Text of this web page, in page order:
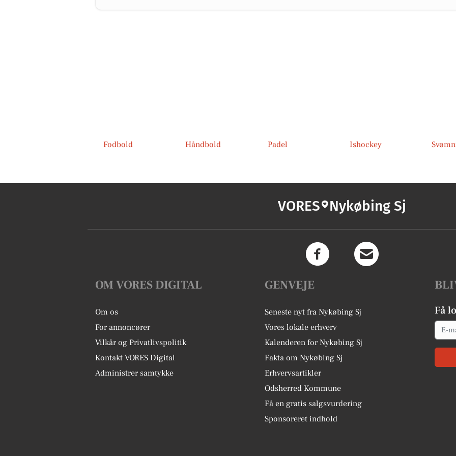
Fodbold Håndbold Padel Ishockey
VORES Nykøbing Sj
OM VORES DIGITAL
Om os
For annoncører
Vilkår og Privatlivspolitik
Kontakt VORES Digital
Administrer samtykke
GENVEJE
Seneste nyt fra Nykøbing Sj
Vores lokale erhverv
Kalenderen for Nykøbing Sj
Fakta om Nykøbing Sj
Erhvervsartikler
Odsherred Kommune
Få en gratis salgsvurdering
Sponsoreret indhold
Få
Email